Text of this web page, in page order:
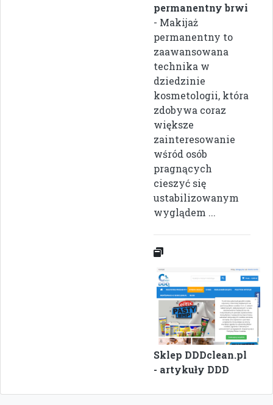
permanentny brwi
- Makijaż
permanentny to
zaawansowana
technika w
dziedzinie
kosmetologii, która
zdobywa coraz
większe
zainteresowanie
wśród osób
pragnących
cieszyć się
ustabilizowanym
wyglądem ...
Sklep DDDclean.pl
- artykuły DDD